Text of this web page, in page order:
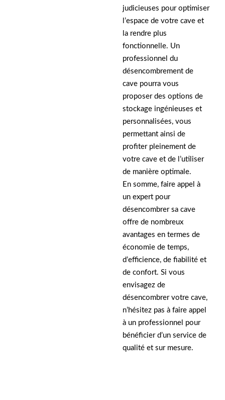
judicieuses pour optimiser
l’espace de votre cave et
la rendre plus
fonctionnelle. Un
professionnel du
désencombrement de
cave pourra vous
proposer des options de
stockage ingénieuses et
personnalisées, vous
permettant ainsi de
profiter pleinement de
votre cave et de l’utiliser
de manière optimale.
En somme, faire appel à
un expert pour
désencombrer sa cave
offre de nombreux
avantages en termes de
économie de temps,
d’efficience, de fiabilité et
de confort. Si vous
envisagez de
désencombrer votre cave,
n’hésitez pas à faire appel
à un professionnel pour
bénéficier d’un service de
qualité et sur mesure.